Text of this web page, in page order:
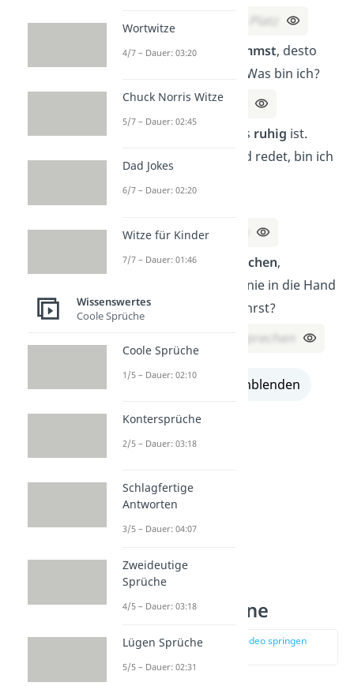
Auf dem zweiten Platz
Je mehr du
wegnimmst, desto
größer werde ich. Was bin ich?
Lösung: Ein Loch
Ich bin da, wenn es ruhig ist.
Doch wenn jemand redet, bin ich
Lösung: Die Stille
Was kannst du
brechen,
selbst wenn du es nie in die Hand
nimmst oder berührst?
Ein Versprechen
alle Lösungen einblenden
Rätsel für
Fortgeschrittene
zur Stelle im Video springen
Wortwitze
4/7 – Dauer: 03:20
Chuck Norris Witze
5/7 – Dauer: 02:45
Dad Jokes
6/7 – Dauer: 02:20
Witze für Kinder
7/7 – Dauer: 01:46
Wissenswertes
Coole Sprüche
Coole Sprüche
1/5 – Dauer: 02:10
Kontersprüche
2/5 – Dauer: 03:18
Schlagfertige
Antworten
3/5 – Dauer: 04:07
Zweideutige
Sprüche
4/5 – Dauer: 03:18
Lügen Sprüche
5/5 – Dauer: 02:31